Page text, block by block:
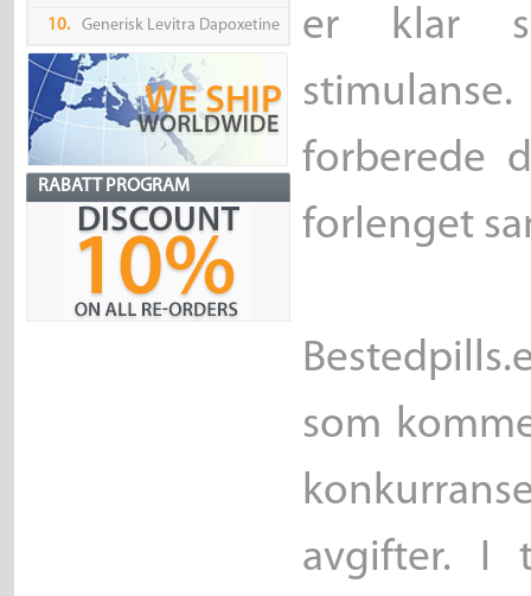
10. Generisk Levitra Dapoxetine
RABATT PROGRAM
er klar
forberede
forlenget
som
avgifter. I